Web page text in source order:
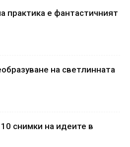
практика е фантастичният
на светлинната
снимки на идеите в